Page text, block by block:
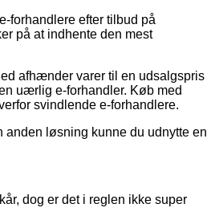
forhandlere efter tilbud på
på at indhente den mest
afhænder varer til en udsalgspris
uærlig e-forhandler. Køb med
svindlende e-forhandlere.
anden løsning kunne du udnytte en
dog er det i reglen ikke super